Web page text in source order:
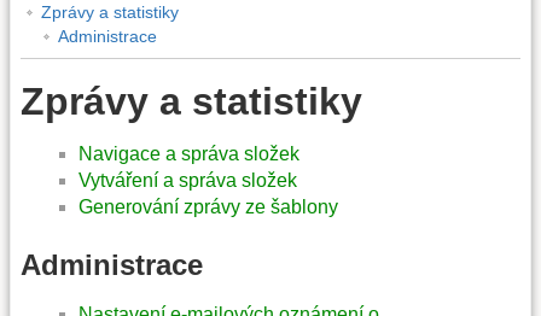
Zprávy a statistiky
Administrace
Zprávy a statistiky
Navigace a správa složek
Vytváření a správa složek
Generování zprávy ze šablony
Administrace